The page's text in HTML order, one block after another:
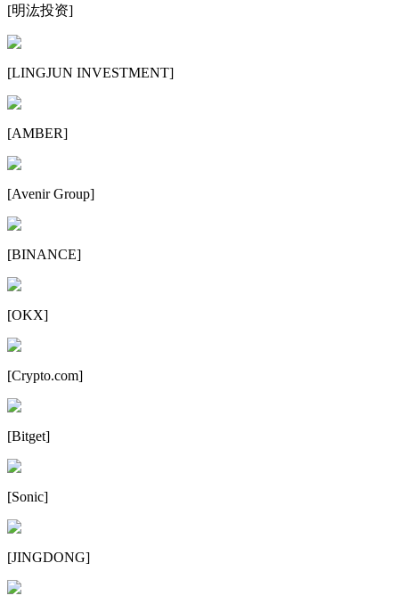
[明汯投资]
[LINGJUN INVESTMENT]
[AMBER]
[Avenir Group]
[BINANCE]
[OKX]
[Crypto.com]
[Bitget]
[Sonic]
[JINGDONG]